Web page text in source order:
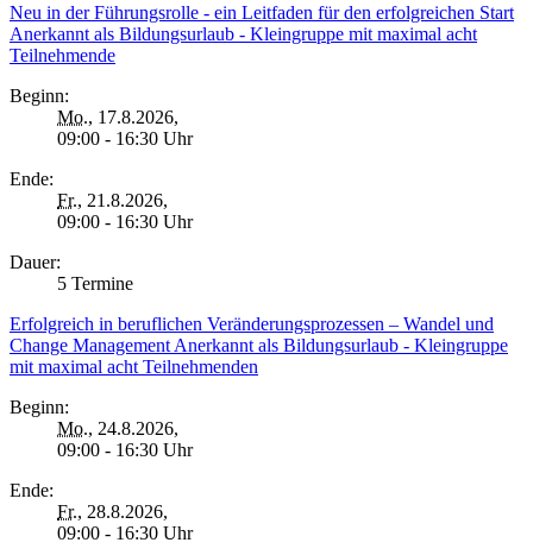
Neu in der Führungsrolle - ein Leitfaden für den erfolgreichen Start
Anerkannt als Bildungsurlaub - Kleingruppe mit maximal acht
Teilnehmende
Beginn:
Mo., 17.8.2026,
09:00 - 16:30 Uhr
Ende:
Fr., 21.8.2026,
09:00 - 16:30 Uhr
Dauer:
5 Termine
Erfolgreich in beruflichen Veränderungsprozessen – Wandel und
Change Management Anerkannt als Bildungsurlaub - Kleingruppe
mit maximal acht Teilnehmenden
Beginn:
Mo., 24.8.2026,
09:00 - 16:30 Uhr
Ende:
Fr., 28.8.2026,
09:00 - 16:30 Uhr